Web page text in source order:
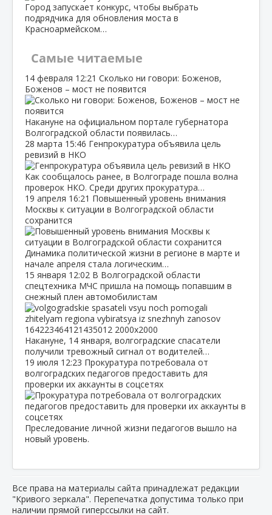
Город запускает конкурс, чтобы выбрать
подрядчика для обновления моста в
Красноармейском…
Самые читаемые
14 февраля 12:21 Сколько ни говори: Боженов,
Боженов – мост не появится
Накануне на официальном портале губернатора
Волгоградской области появилась…
28 марта 15:46 Генпрокуратура объявила цель
ревизий в НКО
Как сообщалось ранее, в Волгограде пошла волна
проверок НКО. Среди других прокуратура…
19 апреля 16:21 Повышенный уровень внимания
Москвы к ситуации в Волгоградской области
сохранится
Динамика политической жизни в регионе в марте и
начале апреля стала логическим…
15 января 12:02 В Волгоградской области
спецтехника МЧС пришла на помощь попавшим в
снежный плен автомобилистам
Накануне, 14 января, волгоградские спасатели
получили тревожный сигнал от водителей…
19 июля 12:23 Прокуратура потребовала от
волгоградских педагогов предоставить для
проверки их аккаунты в соцсетях
Преследование личной жизни педагогов вышло на
новый уровень.
Все права на материалы сайта принадлежат редакции
"Кривого зеркала". Перепечатка допустима только при
наличии прямой гиперссылки на сайт.